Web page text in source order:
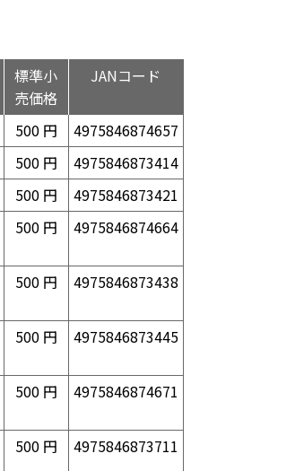
標準小
売価格
JANコード
500 円
4975846874657
500 円
4975846873414
500 円
4975846873421
500 円 4975846874664
500 円 4975846873438
500 円 4975846873445
500 円 4975846874671
500 円 4975846873711